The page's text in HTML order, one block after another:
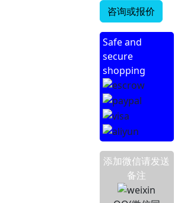
咨询或报价
Safe and
secure
shopping
添加微信请发送
备注